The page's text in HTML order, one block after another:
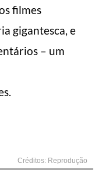
filmes
gigantesca, e
– um
Créditos: Reprodução